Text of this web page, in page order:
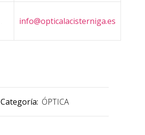
info@opticalacisterniga.es
Categoría: ÓPTICA